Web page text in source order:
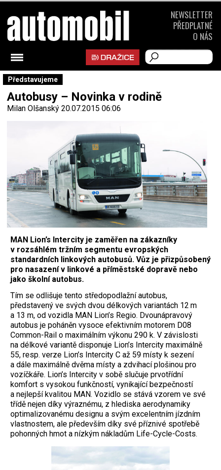
Představujeme
Autobusy – Novinka v rodině
Milan Olšanský 20.07.2015 06:06
MAN Lion’s Intercity je zaměřen na zákazníky
v rozsáhlém tržním segmentu evropských
standardních linkových autobusů. Vůz je přizpůsobený
pro nasazení v linkové a příměstské dopravě nebo
jako školní autobus.
Tím se odlišuje tento středopodlažní autobus,
představený ve svých dvou délkových variantách 12 m
a 13 m, od vozidla MAN Lion’s Regio. Dvounápravový
autobus je poháněn vysoce efektivním motorem D08
Common-Rail o maximálním výkonu 290 k. V závislosti
na délkové variantě disponuje Lion’s Intercity maximálně
55, resp. verze Lion’s Intercity C až 59 místy k sezení
a dále maximálně dvěma místy a zdvihací plošinou pro
vozíčkáře. Lion’s Intercity v sobě slučuje prvotřídní
komfort s vysokou funkčností, vynikající bezpečností
a nejlepší kvalitou MAN. Vozidlo se stává vzorem ve své
třídě nejen díky výraznému, z hlediska aerodynamiky
optimalizovanému designu a svým excelentním jízdním
vlastnostem, ale především díky své příznivé spotřebě
pohonných hmot a nízkým nákladům Life-Cycle-Costs.
NEWSLETTER
PŘEDPLATNÉ
O NÁS